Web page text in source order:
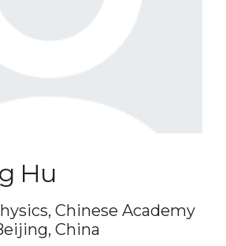
Hu
Chinese Academy
China